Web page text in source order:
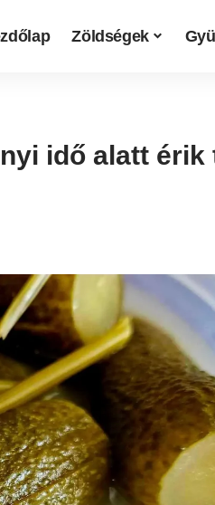
Zöldségek
idő alatt